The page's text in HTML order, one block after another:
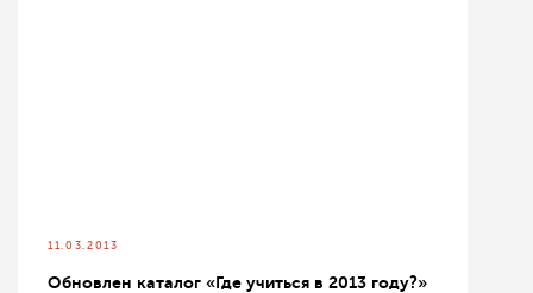
11.03.2013
Обновлен каталог «Где учиться в 2013 году?»